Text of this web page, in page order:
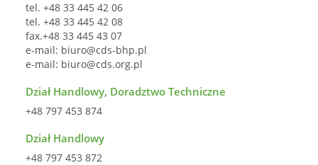
tel. +48 33 445 42 06
tel. +48 33 445 42 08
fax.+48 33 445 43 07
e-mail: biuro@cds-bhp.pl
e-mail: biuro@cds.org.pl
Dział Handlowy, Doradztwo Techniczne
+48 797 453 874
Dział Handlowy
+48 797 453 872